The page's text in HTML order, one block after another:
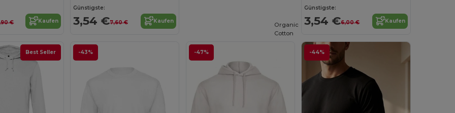
€ Kaufen
Günstigste:
3,54 €7,60 € Kaufen
Günstigste:
3,54 €6,00 € Kaufen
Best Seller -43% -47% -44%
Organic
Cotton